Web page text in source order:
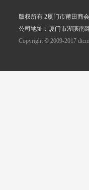
版权所有 2厦门市莆田商
公司地址：厦门市湖滨南
Copyright © 2009-2017